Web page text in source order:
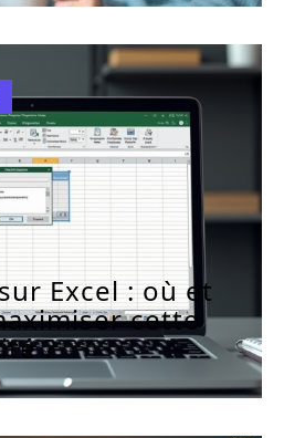
Excel : où et
cette
?